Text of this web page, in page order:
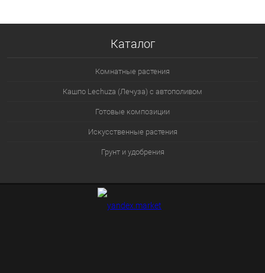
Каталог
Комнатные растения
Кашпо Lechuza (Лечуза) с автополивом
Готовые композиции
Искусственные растения
Грунт и удобрения